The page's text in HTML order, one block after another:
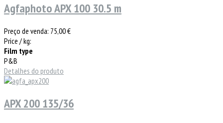
Agfaphoto APX 100 30.5 m
Preço de venda: 75,00 €
Price / kg:
Film type
P&B
Detalhes do produto
APX 200 135/36